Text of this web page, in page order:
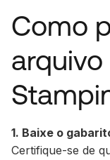
Como
1. Baixe o
Certifique-se de